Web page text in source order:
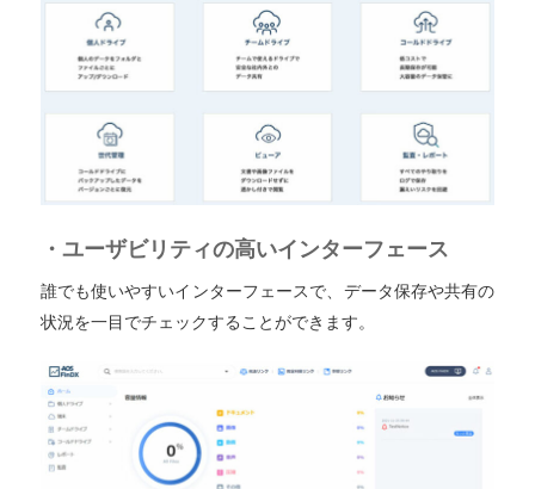
・ユーザビリティの高いインターフェース
誰でも使いやすいインターフェースで、データ保存や共有の
状況を一目でチェックすることができます。